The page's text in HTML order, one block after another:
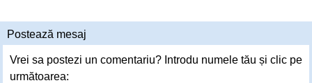
Postează mesaj
Vrei sa postezi un comentariu? Introdu numele tău și clic pe
următoarea: